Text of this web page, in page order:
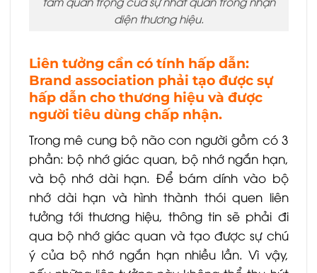
diện thương hiệu.
Liên tưởng cần có tính hấp dẫn:
Brand association phải tạo được sự
hấp dẫn cho thương hiệu và được
người tiêu dùng chấp nhận.
Trong mê cung bộ não con người gồm có 3
phần: bộ nhớ giác quan, bộ nhớ ngắn hạn,
và bộ nhớ dài hạn. Để bám dính vào bộ
nhớ dài hạn và hình thành thói quen liên
tưởng tới thương hiệu, thông tin sẽ phải đi
qua bộ nhớ giác quan và tạo được sự chú
ý của bộ nhớ ngắn hạn nhiều lần. Vì vậy,